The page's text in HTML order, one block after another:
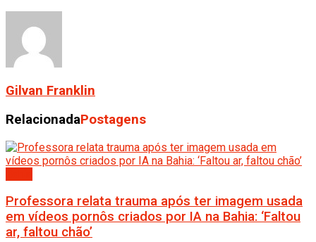
Gilvan Franklin
RelacionadaPostagens
Professora relata trauma após ter imagem usada
em vídeos pornôs criados por IA na Bahia: ‘Faltou
ar, faltou chão’